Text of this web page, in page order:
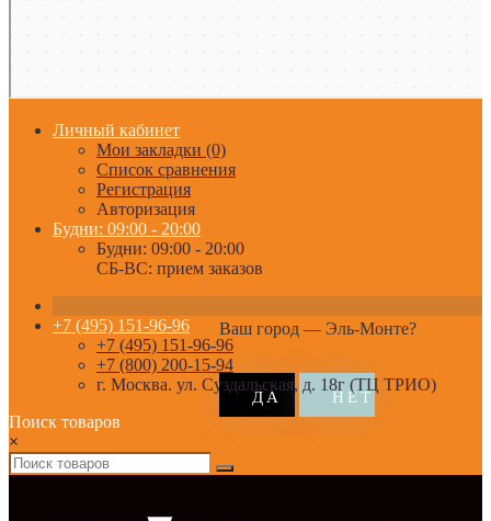
Личный кабинет
Мои закладки (0)
Список сравнения
Регистрация
Авторизация
Будни: 09:00 - 20:00
Будни: 09:00 - 20:00
СБ-ВС: прием заказов
Ваш город — Эль-Монте?
+7 (495) 151-96-96
+7 (495) 151-96-96
+7 (800) 200-15-94
г. Москва. ул. Суздальская, д. 18г (ТЦ ТРИО)
Поиск товаров
×